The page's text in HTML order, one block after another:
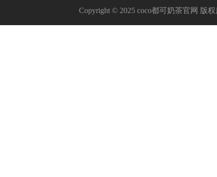
Copyright © 2025 coco都可奶茶官网 版